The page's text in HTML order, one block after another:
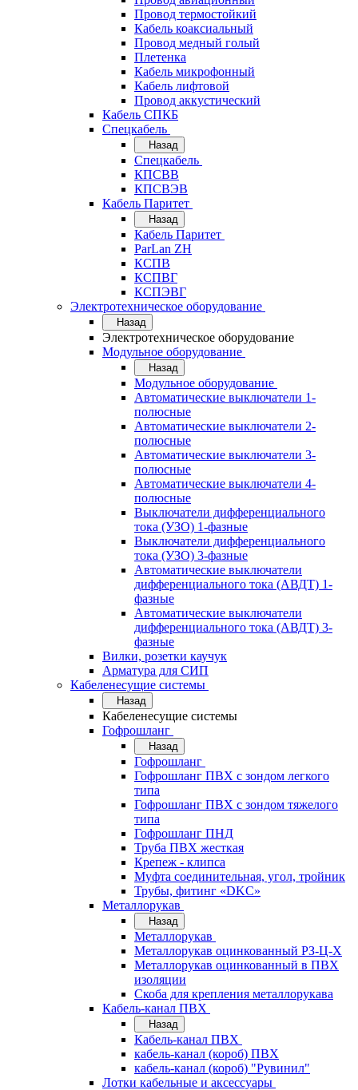
Провод термостойкий
Кабель коаксиальный
Провод медный голый
Плетенка
Кабель микрофонный
Кабель лифтовой
Провод аккустический
Кабель СПКБ
Спецкабель
Назад
Спецкабель
КПСВВ
КПСВЭВ
Кабель Паритет
Назад
Кабель Паритет
ParLan ZH
КСПВ
КСПВГ
КСПЭВГ
Электротехническое оборудование
Назад
Электротехническое оборудование
Модульное оборудование
Назад
Модульное оборудование
Автоматические выключатели 1-
полюсные
Автоматические выключатели 2-
полюсные
Автоматические выключатели 3-
полюсные
Автоматические выключатели 4-
полюсные
Выключатели дифференциального
тока (УЗО) 1-фазные
Выключатели дифференциального
тока (УЗО) 3-фазные
Автоматические выключатели
дифференциального тока (АВДТ) 1-
фазные
Автоматические выключатели
дифференциального тока (АВДТ) 3-
фазные
Вилки, розетки каучук
Арматура для СИП
Кабеленесущие системы
Назад
Кабеленесущие системы
Гофрошланг
Назад
Гофрошланг
Гофрошланг ПВХ с зондом легкого
типа
Гофрошланг ПВХ с зондом тяжелого
типа
Гофрошланг ПНД
Труба ПВХ жесткая
Крепеж - клипса
Муфта соединительная, угол, тройник
Трубы, фитинг «DKC»
Металлорукав
Назад
Металлорукав
Металлорукав оцинкованный РЗ-Ц-Х
Металлорукав оцинкованный в ПВХ
изоляции
Скоба для крепления металлорукава
Кабель-канал ПВХ
Назад
Кабель-канал ПВХ
кабель-канал (короб) ПВХ
кабель-канал (короб) "Рувинил"
Лотки кабельные и аксессуары